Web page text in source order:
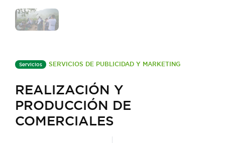
Servicios SERVICIOS DE PUBLICIDAD Y MARKETING
REALIZACIÓN Y
PRODUCCIÓN DE
COMERCIALES